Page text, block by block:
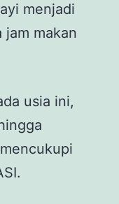
menjadi
makan
usia ini,